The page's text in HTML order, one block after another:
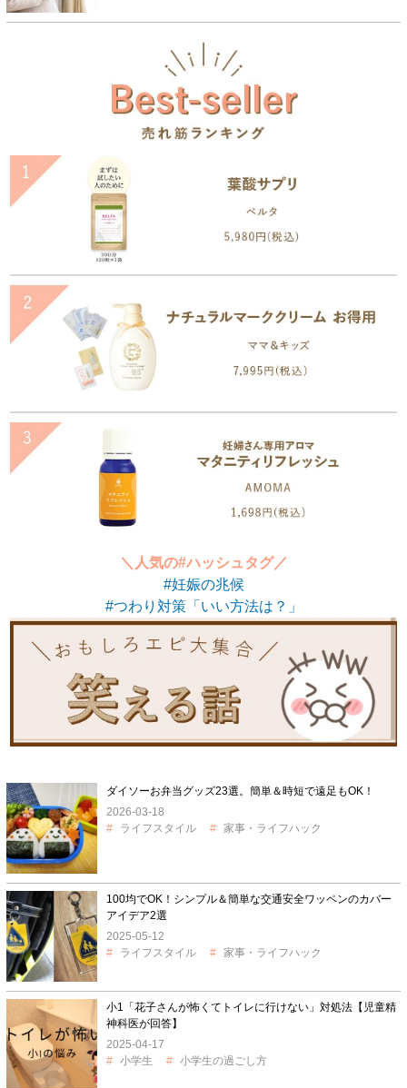
＼人気の#ハッシュタグ／
#妊娠の兆候
#つわり対策「いい方法は？」
ダイソーお弁当グッズ23選。簡単＆時短で遠足もOK！
2026-03-18
ライフスタイル
家事・ライフハック
100均でOK！シンプル＆簡単な交通安全ワッペンのカバー
アイデア2選
2025-05-12
ライフスタイル
家事・ライフハック
小1「花子さんが怖くてトイレに行けない」対処法【児童精
神科医が回答】
2025-04-17
小学生
小学生の過ごし方